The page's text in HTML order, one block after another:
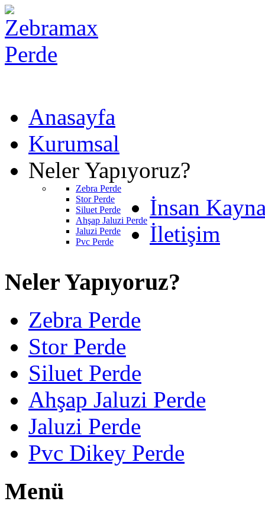
Anasayfa
Kurumsal
Neler Yapıyoruz?
Zebra Perde
Stor Perde
Siluet Perde
Ahşap Jaluzi Perde
Jaluzi Perde
Pvc Perde
İnsan
İletişim
Neler Yapıyoruz?
Zebra Perde
Stor Perde
Siluet Perde
Ahşap Jaluzi Perde
Jaluzi Perde
Pvc Dikey Perde
Menü